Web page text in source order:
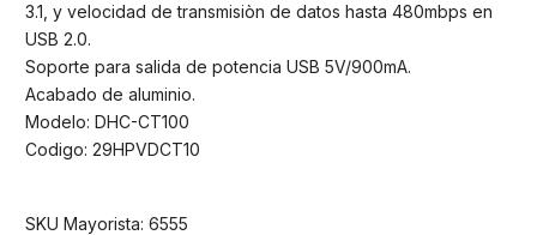
3.1, y velocidad de transmisiòn de datos hasta 480mbps en
USB 2.0.
Soporte para salida de potencia USB 5V/900mA.
Acabado de aluminio.
Modelo: DHC-CT100
Codigo: 29HPVDCT10
SKU Mayorista: 6555